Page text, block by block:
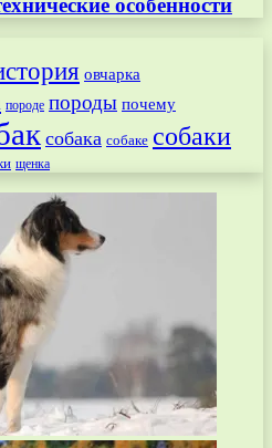
овчарка
породе породы почему
собака собаке собаки
щенка